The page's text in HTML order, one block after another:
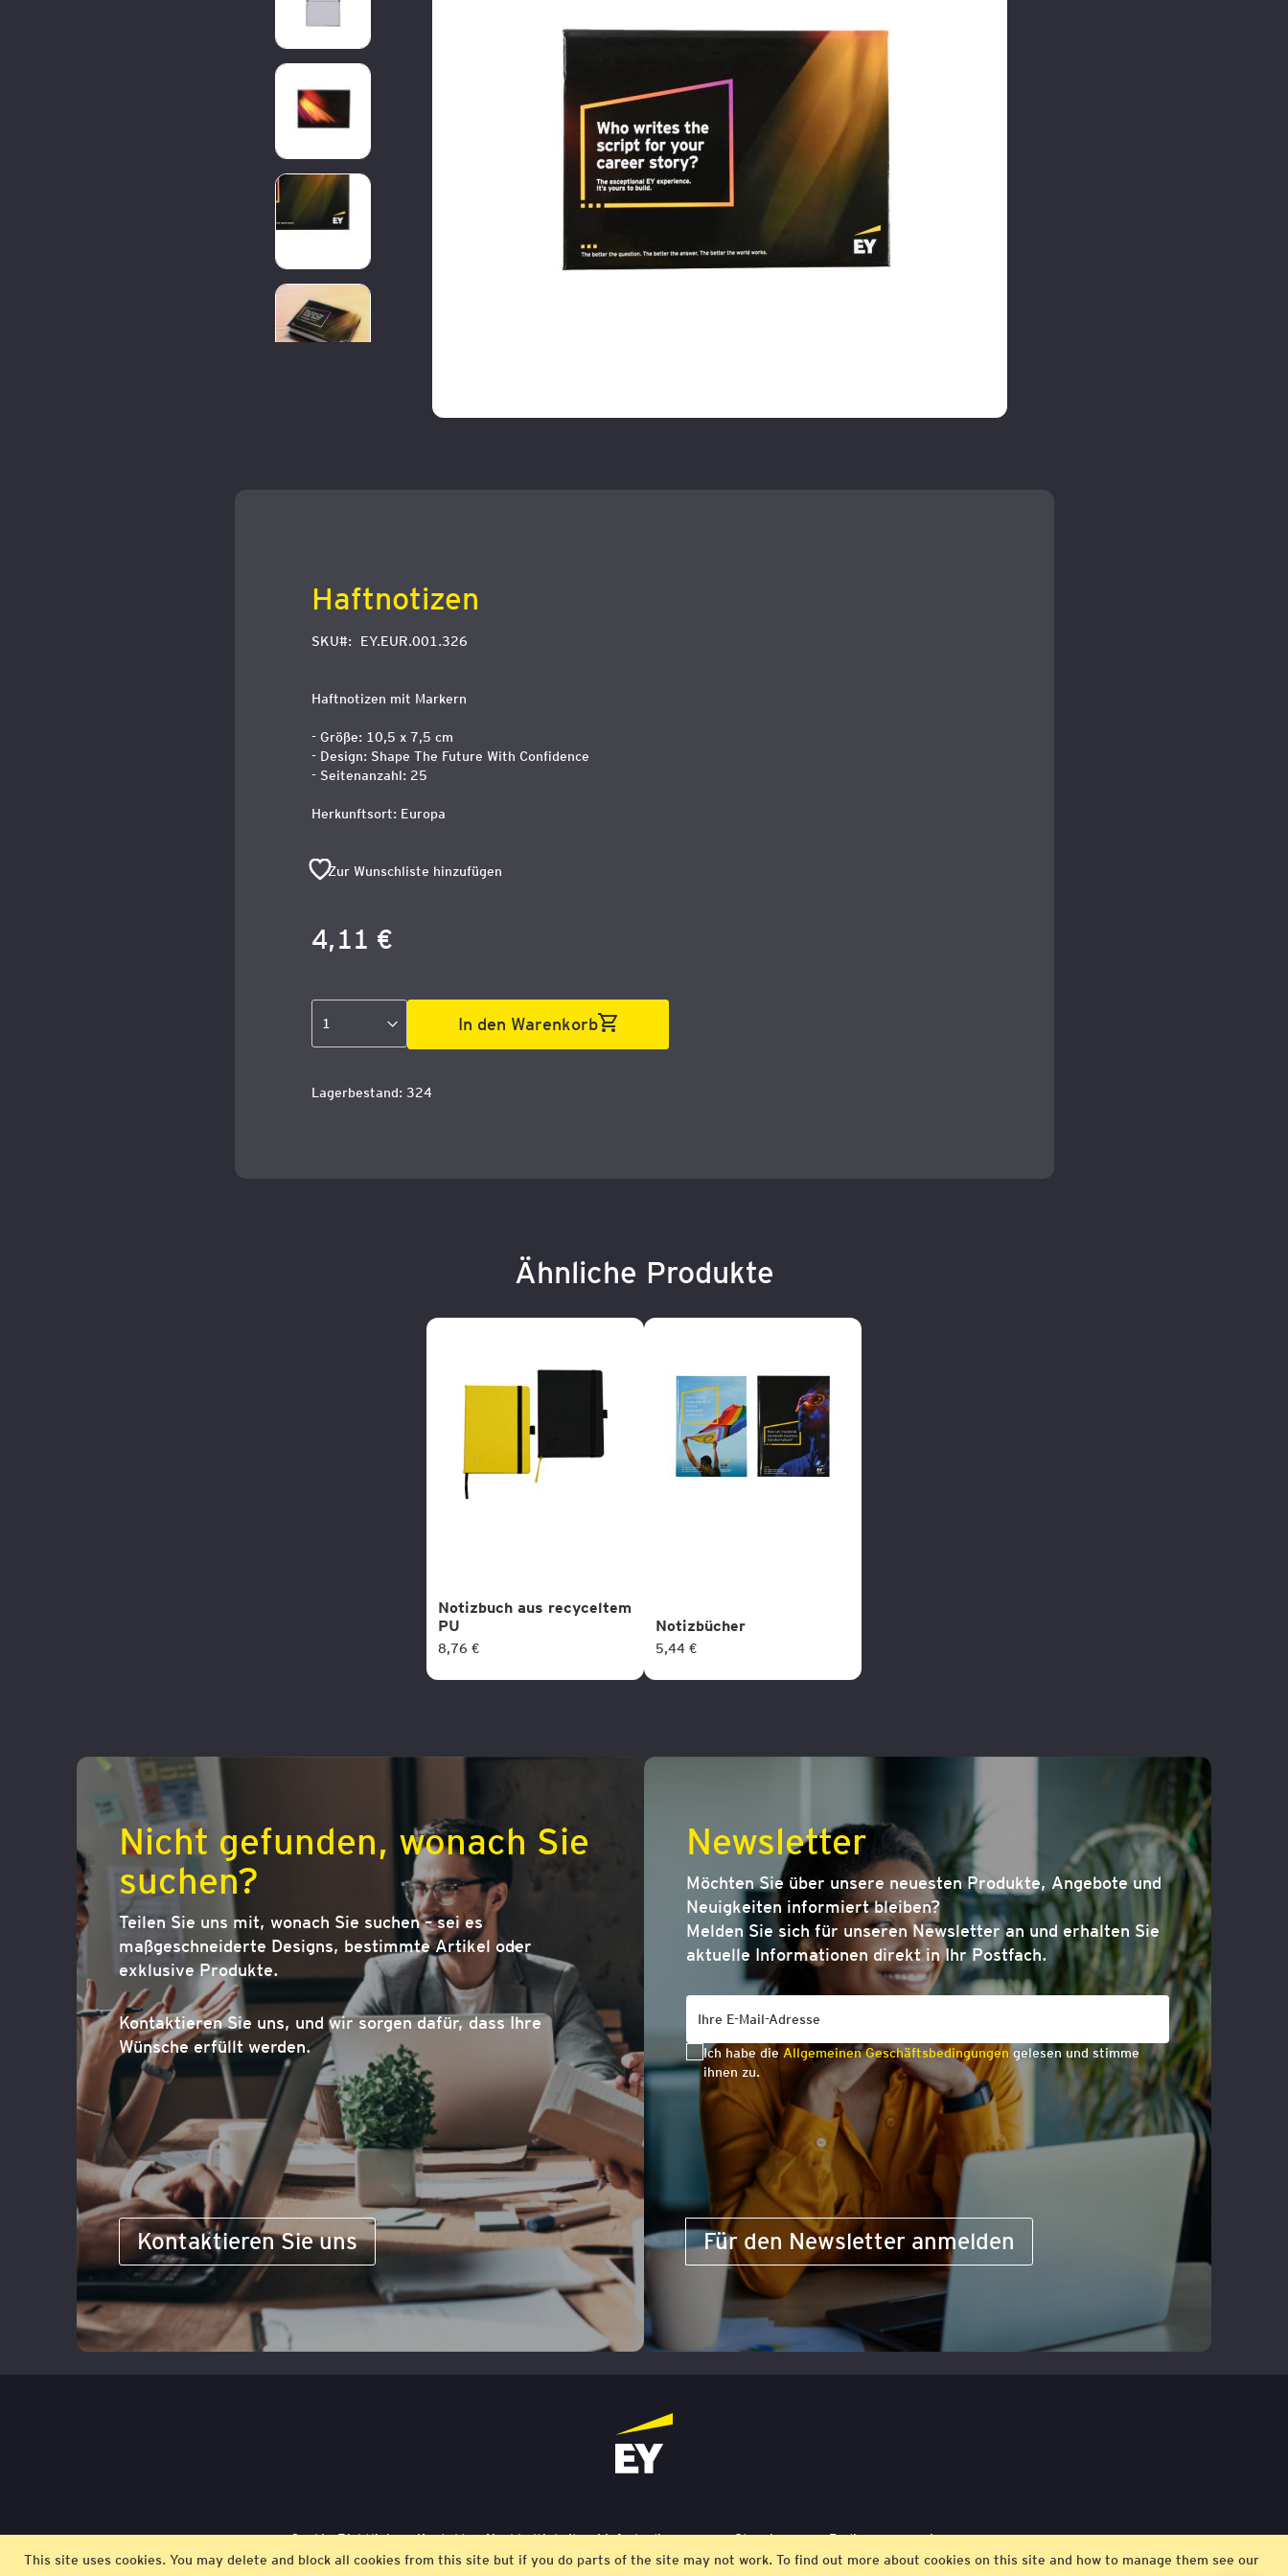
This site uses cookies. You may delete and block all cookies from this site but if you do parts of the site may not work. To find out more about cookies on this site and how to manage them see our
Haftnotizen
SKU EY.EUR.001.326
Haftnotizen mit Markern
- Größe: 10,5 x 7,5 cm
- Design: Shape The Future With Confidence
- Seitenanzahl: 25
Herkunftsort: Europa
Zur Wunschliste hinzufügen
4,11 €
In den Warenkorb
Lagerbestand: 324
Ähnliche Produkte
Notizbuch aus recyceltem
PU
8,76 €
Notizbücher
5,44 €
Nicht gefunden, wonach Sie
suchen?
Teilen Sie uns mit, wonach Sie suchen – sei es
maßgeschneiderte Designs, bestimmte Artikel oder
exklusive Produkte.
Kontaktieren Sie uns, und wir sorgen dafür, dass Ihre
Wünsche erfüllt werden.
Kontaktieren Sie uns
Newsletter
Möchten Sie über unsere neuesten Produkte, Angebote und
Neuigkeiten informiert bleiben?
Melden Sie sich für unseren Newsletter an und erhalten Sie
aktuelle Informationen direkt in Ihr Postfach.
Ich habe die Allgemeinen Geschäftsbedingungengelesen und stimme
ihnen zu.
Für den Newsletter anmelden
Cookie-Richtlinie Kontakt Nachhaltigkeit Lieferbedingungen Stornierung Bedingungen Impressum